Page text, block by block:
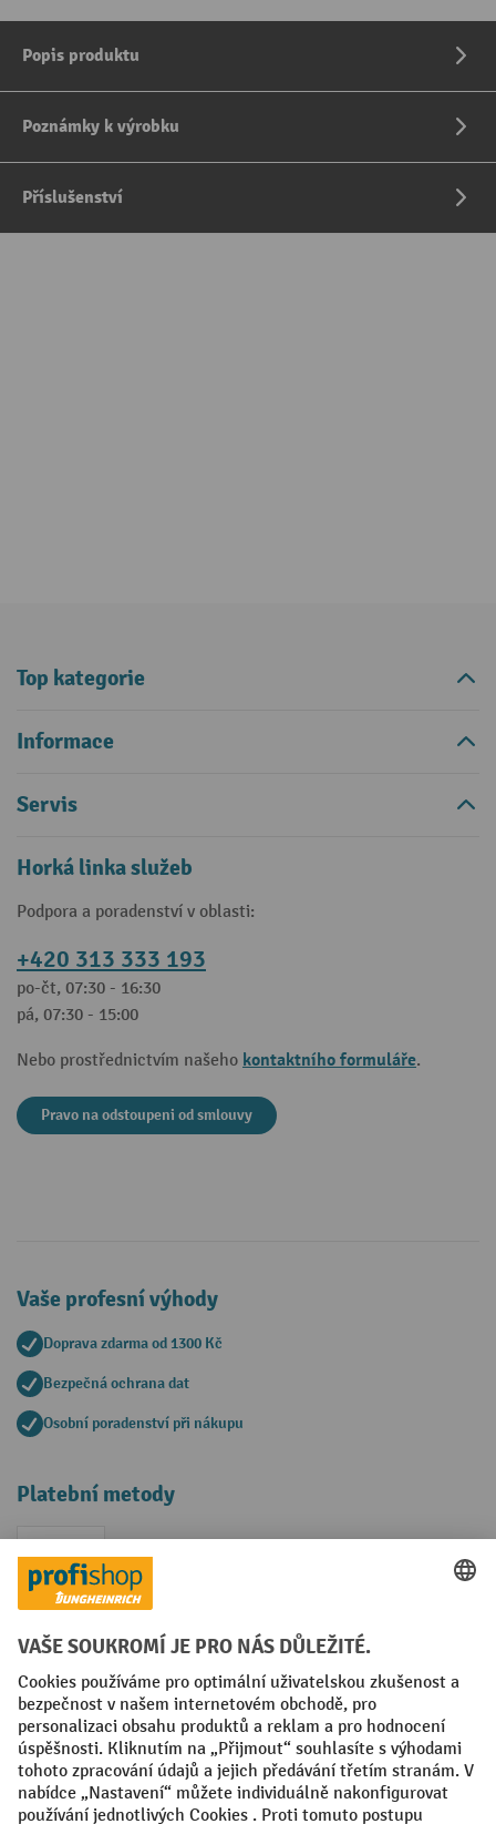
Popis produktu
Poznámky k výrobku
Příslušenství
Top kategorie
Informace
Servis
Horká linka služeb
Podpora a poradenství v oblasti:
+420 313 333 193
po-čt, 07:30 - 16:30
pá, 07:30 - 15:00
Nebo prostřednictvím našeho kontaktního formuláře.
Pravo na odstoupeni od smlouvy
Vaše profesní výhody
Doprava zdarma od 1300 Kč
Bezpečná ochrana dat
Osobní poradenství při nákupu
Platební metody
Faktura
Sociální sítě
Facebook
YouTubeLinkedIn
VODP Otisk